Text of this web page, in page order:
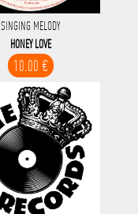
SINGING MELODY
HONEY LOVE
10.00 €